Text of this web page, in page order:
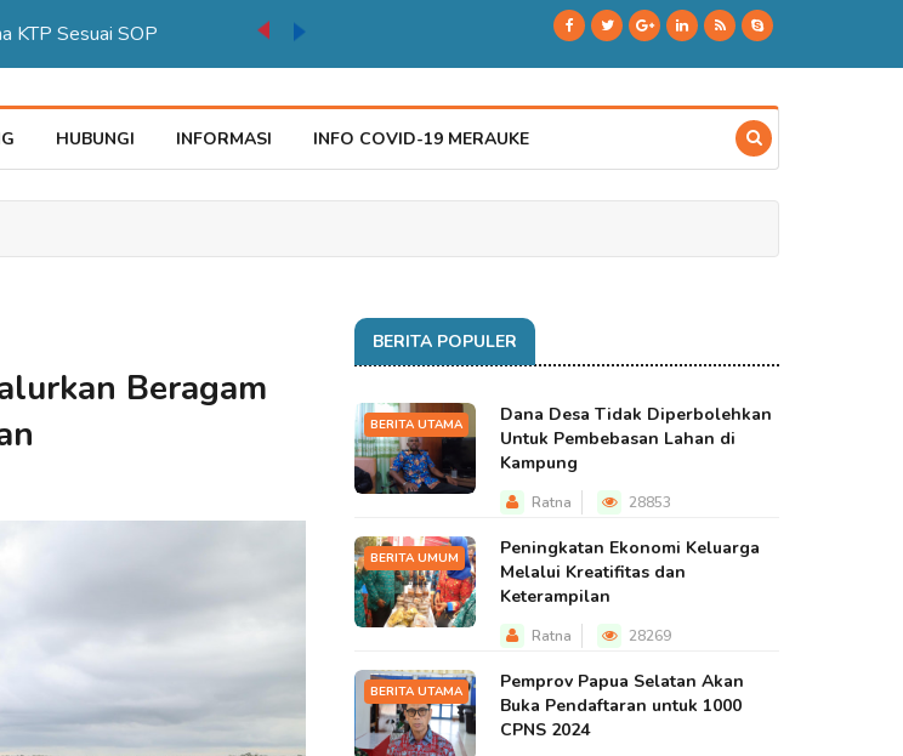
KTP Sesuai SOP
HUBUNGI INFORMASI INFO COVID-19 MERAUKE
Beragam
BERITA POPULER
BERITA UTAMA
Dana Desa Tidak Diperbolehkan
Untuk Pembebasan Lahan di
Kampung
Ratna 28853
BERITA UMUM
Peningkatan Ekonomi Keluarga
Melalui Kreatifitas dan
Keterampilan
Ratna 28269
BERITA UTAMA
Pemprov Papua Selatan Akan
Buka Pendaftaran untuk 1000
CPNS 2024